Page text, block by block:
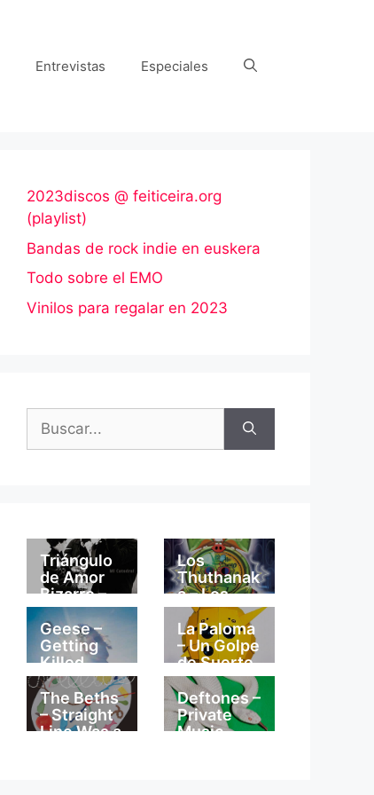
Entrevistas Especiales
2023discos @ feiticeira.org
(playlist)
Bandas de rock indie en euskera
Todo sobre el EMO
Vinilos para regalar en 2023
Triángulo
de Amor
Bizarro –
Mi
Catedral
Los
Thuthanak
a – Los
Thuthanak
a
Geese –
Getting
Killed
La Paloma
– Un Golpe
de Suerte
The Beths
– Straight
Line Was a
Deftones –
Private
Music